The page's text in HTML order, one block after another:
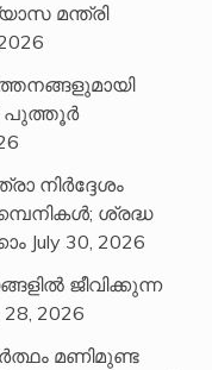
മന്ത്രി
പുത്തൂർ
നിർദ്ദേശം
ശ്രദ്ധ
July 30, 2026
ജീവിക്കുന്ന
28, 2026
മണിമുണ്ട